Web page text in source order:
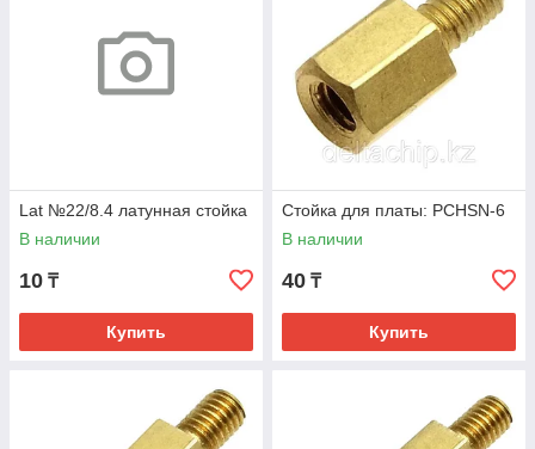
Lat №22/8.4 латунная стойка
В наличии
10 ₸
Купить
Стойка для платы: PCHSN-6
В наличии
40 ₸
Купить